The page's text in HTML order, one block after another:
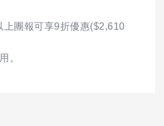
上團報可享9折優惠($2,610
。